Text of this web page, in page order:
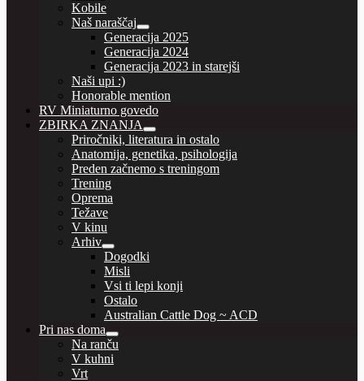
Kobile
Naš naraščaj
Generacija 2025
Generacija 2024
Generacija 2023 in starejši
Naši upi :)
Honorable mention
RV Miniaturno govedo
ZBIRKA ZNANJA
Priročniki, literatura in ostalo
Anatomija, genetika, psihologija
Preden začnemo s treningom
Trening
Oprema
Težave
V kinu
Arhiv
Dogodki
Misli
Vsi ti lepi konji
Ostalo
Australian Cattle Dog ~ ACD
Pri nas doma
Na ranču
V kuhni
Vrt